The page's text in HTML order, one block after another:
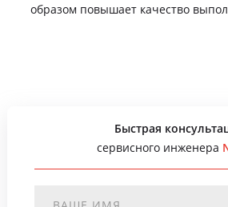
образом повышает качество
Быстрая
сервисного инженера